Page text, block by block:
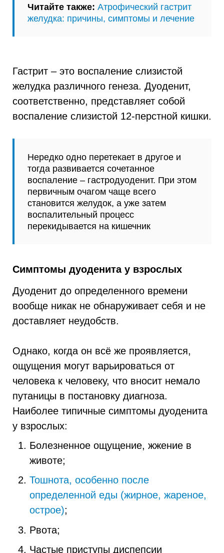
Читайте также: Атрофический гастрит
желудка: причины, симптомы и лечение
Гастрит – это воспаление слизистой
желудка различного генеза. Дуоденит,
соответственно, представляет собой
воспаление слизистой 12-перстной кишки.
Нередко одно перетекает в другое и
тогда развивается сочетанное
воспаление – гастродуоденит. При этом
первичным очагом чаще всего
становится желудок, а уже затем
воспалительный процесс
перекидывается на кишечник
Симптомы дуоденита у взрослых
Дуоденит до определенного времени
вообще никак не обнаруживает себя и не
доставляет неудобств.
Однако, когда он всё же проявляется,
ощущения могут варьироваться от
человека к человеку, что вносит немало
путаницы в постановку диагноза.
Наиболее типичные симптомы дуоденита
у взрослых:
Болезненное ощущение, жжение в
животе;
Тошнота, особенно после
определенной еды (жирное, жареное,
острое);
Рвота;
Частые приступы диспепсии